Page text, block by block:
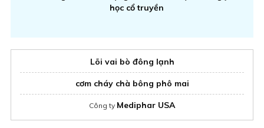
học cổ truyền
Lõi vai bò đông lạnh
cơm cháy chà bông phô mai
Công ty Mediphar USA